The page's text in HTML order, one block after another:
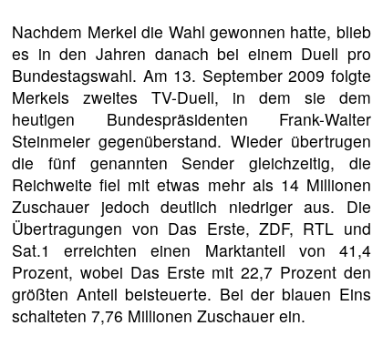
Nachdem Merkel die Wahl gewonnen hatte, blieb
es in den Jahren danach bei einem Duell pro
Bundestagswahl. Am 13. September 2009 folgte
Merkels zweites TV-Duell, in dem sie dem
heutigen Bundespräsidenten Frank-Walter
Steinmeier gegenüberstand. Wieder übertrugen
die fünf genannten Sender gleichzeitig, die
Reichweite fiel mit etwas mehr als 14 Millionen
Zuschauer jedoch deutlich niedriger aus. Die
Übertragungen von Das Erste, ZDF, RTL und
Sat.1 erreichten einen Marktanteil von 41,4
Prozent, wobei Das Erste mit 22,7 Prozent den
größten Anteil beisteuerte. Bei der blauen Eins
schalteten 7,76 Millionen Zuschauer ein.